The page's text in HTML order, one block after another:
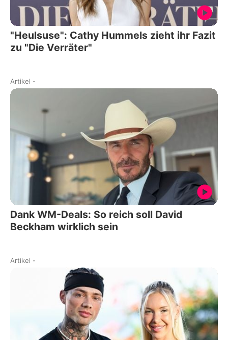
"Heulsuse": Cathy Hummels zieht ihr Fazit
zu "Die Verräter"
Artikel -
Dank WM-Deals: So reich soll David
Beckham wirklich sein
Artikel -